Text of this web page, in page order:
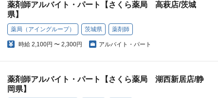
薬剤師アルバイト・パート【さくら薬局 高萩店/茨城
県】
薬局（アイングループ） 茨城県 薬剤師
時給 2,100円 〜 2,300円 アルバイト・パート
薬剤師アルバイト・パート【さくら薬局 湖西新居店/静
岡県】